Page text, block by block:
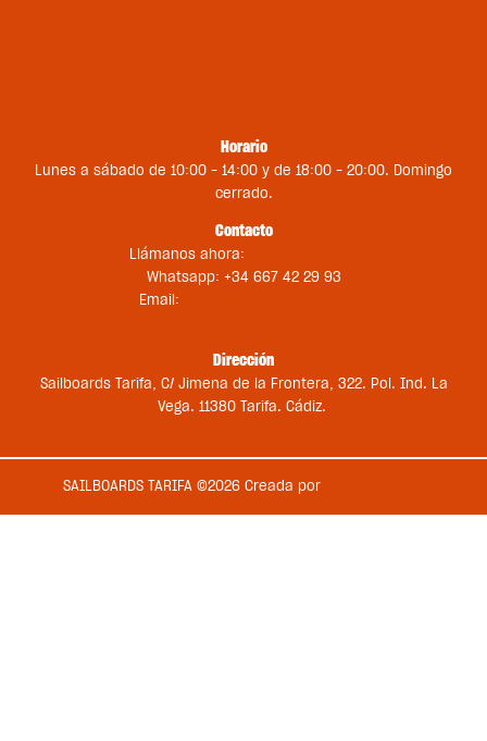
Horario
Lunes a sábado de 10:00 – 14:00 y de 18:00 – 20:00. Domingo
cerrado.
Contacto
Llámanos ahora:
Whatsapp: +34 667 42 29 93
Email:
Dirección
Sailboards Tarifa, C/ Jimena de la Frontera, 322. Pol. Ind. La
Vega. 11380 Tarifa. Cádiz.
SAILBOARDS TARIFA ©2026 Creada por